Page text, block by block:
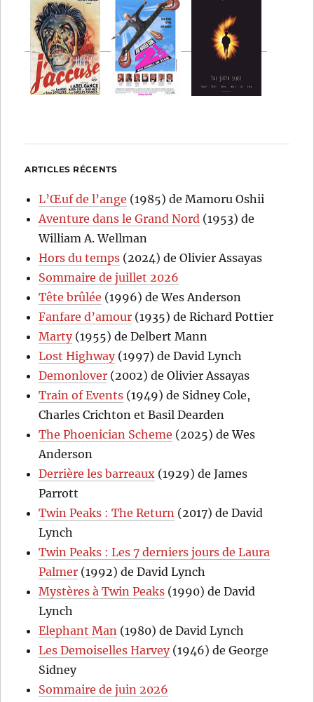
ARTICLES RÉCENTS
L’Œuf de l’ange (1985) de Mamoru Oshii
Aventure dans le Grand Nord (1953) de
William A. Wellman
Hors du temps (2024) de Olivier Assayas
Sommaire de juillet 2026
Tête brûlée (1996) de Wes Anderson
Fanfare d’amour (1935) de Richard Pottier
Marty(1955) de Delbert Mann
Lost Highway(1997) de David Lynch
Demonlover (2002) de Olivier Assayas
Train of Events (1949) de Sidney Cole,
Charles Crichton et Basil Dearden
The Phoenician Scheme (2025) de Wes
Anderson
Derrière les barreaux (1929) de James
Parrott
Twin Peaks : The Return (2017) de David
Lynch
Twin Peaks : Les 7 derniers jours de Laura
Palmer (1992) de David Lynch
Mystères à Twin Peaks (1990) de David
Lynch
Elephant Man (1980) de David Lynch
Les Demoiselles Harvey(1946) de George
Sidney
Sommaire de juin 2026